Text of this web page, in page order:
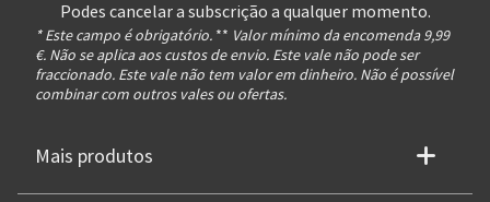
Podes cancelar a subscrição a qualquer momento.
* Este campo é obrigatório. ** Valor mínimo da encomenda 9,99
€. Não se aplica aos custos de envio. Este vale não pode ser
fraccionado. Este vale não tem valor em dinheiro. Não é possível
combinar com outros vales ou ofertas.
Mais produtos